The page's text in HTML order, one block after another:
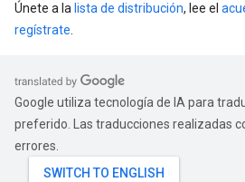
Únete a la lista de distribución, lee el
regístrate
Google utiliza tecnología de IA para
preferido. Las traducciones realizadas
errores.